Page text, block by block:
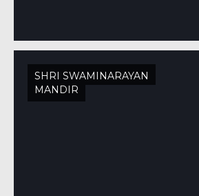
SHRI SWAMINARAYAN
MANDIR